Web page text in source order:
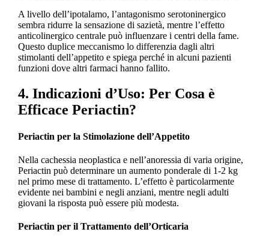
A livello dell’ipotalamo, l’antagonismo serotoninergico
sembra ridurre la sensazione di sazietà, mentre l’effetto
anticolinergico centrale può influenzare i centri della fame.
Questo duplice meccanismo lo differenzia dagli altri
stimolanti dell’appetito e spiega perché in alcuni pazienti
funzioni dove altri farmaci hanno fallito.
4. Indicazioni d’Uso: Per Cosa è
Efficace Periactin?
Periactin per la Stimolazione dell’Appetito
Nella cachessia neoplastica e nell’anoressia di varia origine,
Periactin può determinare un aumento ponderale di 1-2 kg
nel primo mese di trattamento. L’effetto è particolarmente
evidente nei bambini e negli anziani, mentre negli adulti
giovani la risposta può essere più modesta.
Periactin per il Trattamento dell’Orticaria